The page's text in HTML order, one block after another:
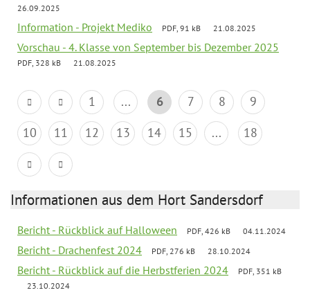
26.09.2025
Information - Projekt Mediko PDF, 91 kB 21.08.2025
Vorschau - 4. Klasse von September bis Dezember 2025
PDF, 328 kB 21.08.2025
1 ... 6 7 8
9
10
11 12 13 14 15 ... 18
Informationen aus dem Hort Sandersdorf
Bericht - Rückblick auf Halloween PDF, 426 kB 04.11.2024
Bericht - Drachenfest 2024 PDF, 276 kB 28.10.2024
Bericht - Rückblick auf die Herbstferien 2024
PDF, 351 kB
23.10.2024